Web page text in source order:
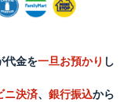
代金を一旦お預かり し
ニ決済、 銀行振込から